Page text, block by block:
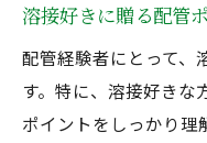
溶接好きに贈る配管
配管経験者にとって、
す。特に、溶接好きな
ポイントをしっかり理